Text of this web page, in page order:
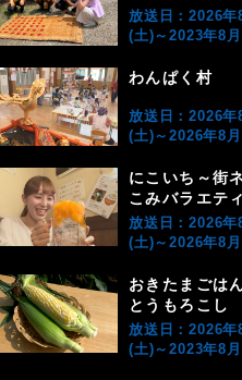
放送日：2026年
(土)～2023年8
わんぱく村
放送日：2026年
(土)～2026年8
にこいち～街
こみバラエテ
放送日：2026年
(土)～2026年8
おきたまごは
とうもろこし
放送日：2026年
(土)～2023年8